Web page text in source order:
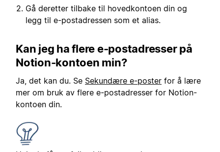
Gå deretter tilbake til hovedkontoen din og
legg til e-postadressen som et alias.
Kan jeg ha flere e-postadresser på
Notion-kontoen min?
Ja, det kan du. Se Sekundære e-poster for å lære
mer om bruk av flere e-postadresser for Notion-
kontoen din.